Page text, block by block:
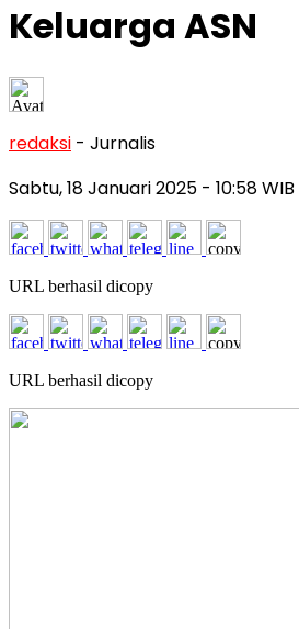
Keluarga ASN
redaksi - Jurnalis
Sabtu, 18 Januari 2025 - 10:58 WIB
URL berhasil dicopy
URL berhasil dicopy